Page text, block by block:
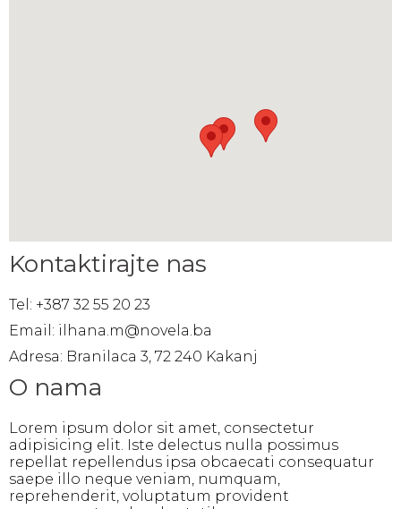
Kontaktirajte nas
Tel: +387 32 55 20 23
Email: ilhana.m@novela.ba
Adresa: Branilaca 3, 72 240 Kakanj
O nama
Lorem ipsum dolor sit amet, consectetur
adipisicing elit. Iste delectus nulla possimus
repellat repellendus ipsa obcaecati consequatur
saepe illo neque veniam, numquam,
reprehenderit, voluptatum provident